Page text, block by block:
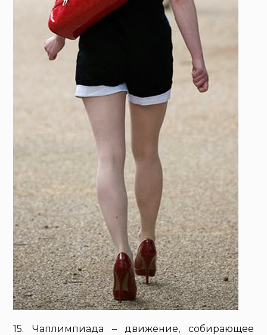
15. Чаплимпиада – движение, собирающее